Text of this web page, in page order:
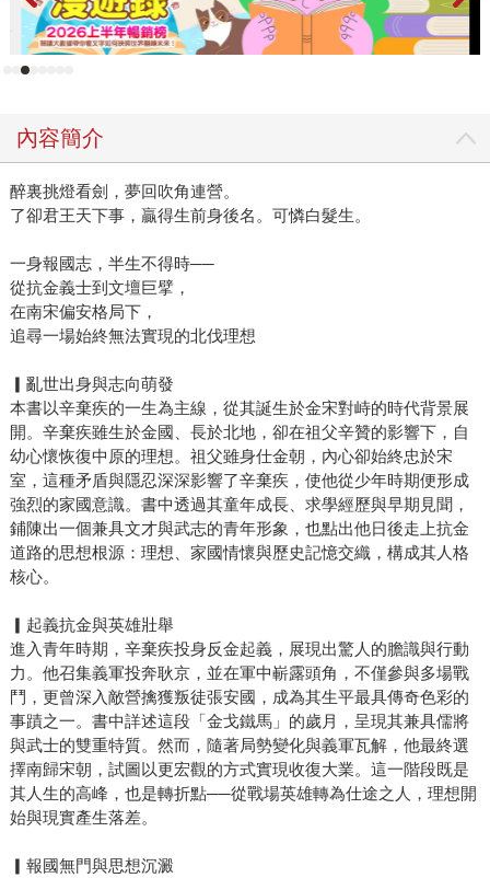
內容簡介
醉裏挑燈看劍，夢回吹角連營。
了卻君王天下事，贏得生前身後名。可憐白髮生。
一身報國志，半生不得時──
從抗金義士到文壇巨擘，
在南宋偏安格局下，
追尋一場始終無法實現的北伐理想
▎亂世出身與志向萌發
本書以辛棄疾的一生為主線，從其誕生於金宋對峙的時代背景展
開。辛棄疾雖生於金國、長於北地，卻在祖父辛贊的影響下，自
幼心懷恢復中原的理想。祖父雖身仕金朝，內心卻始終忠於宋
室，這種矛盾與隱忍深深影響了辛棄疾，使他從少年時期便形成
強烈的家國意識。書中透過其童年成長、求學經歷與早期見聞，
鋪陳出一個兼具文才與武志的青年形象，也點出他日後走上抗金
道路的思想根源：理想、家國情懷與歷史記憶交織，構成其人格
核心。
▎起義抗金與英雄壯舉
進入青年時期，辛棄疾投身反金起義，展現出驚人的膽識與行動
力。他召集義軍投奔耿京，並在軍中嶄露頭角，不僅參與多場戰
鬥，更曾深入敵營擒獲叛徒張安國，成為其生平最具傳奇色彩的
事蹟之一。書中詳述這段「金戈鐵馬」的歲月，呈現其兼具儒將
與武士的雙重特質。然而，隨著局勢變化與義軍瓦解，他最終選
擇南歸宋朝，試圖以更宏觀的方式實現收復大業。這一階段既是
其人生的高峰，也是轉折點──從戰場英雄轉為仕途之人，理想開
始與現實產生落差。
▎報國無門與思想沉澱